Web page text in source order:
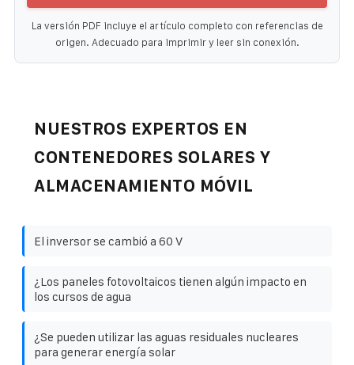
La versión PDF incluye el artículo completo con referencias de
origen. Adecuado para imprimir y leer sin conexión.
NUESTROS EXPERTOS EN
CONTENEDORES SOLARES Y
ALMACENAMIENTO MÓVIL
El inversor se cambió a 60 V
¿Los paneles fotovoltaicos tienen algún impacto en
los cursos de agua
¿Se pueden utilizar las aguas residuales nucleares
para generar energía solar